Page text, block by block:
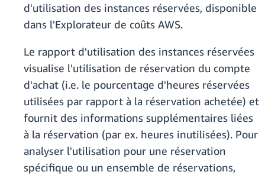
d'utilisation des instances réservées, disponible
dans l'Explorateur de coûts AWS.
Le rapport d'utilisation des instances réservées
visualise l'utilisation de réservation du compte
d'achat (i.e. le pourcentage d'heures réservées
utilisées par rapport à la réservation achetée) et
fournit des informations supplémentaires liées
à la réservation (par ex. heures inutilisées). Pour
analyser l'utilisation pour une réservation
spécifique ou un ensemble de réservations,